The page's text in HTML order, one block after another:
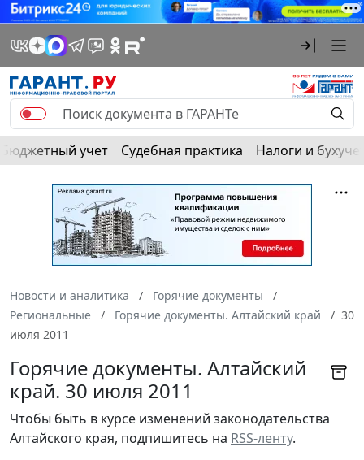
Бюджетный учет Судебная практика Налоги и
Новости и аналитика
Горячие документы
Региональные
Горячие документы. Алтайский край
30
июля 2011
Горячие документы. Алтайский
край. 30 июля 2011
Чтобы быть в курсе изменений законодательства
Алтайского края, подпишитесь на RSS-ленту.